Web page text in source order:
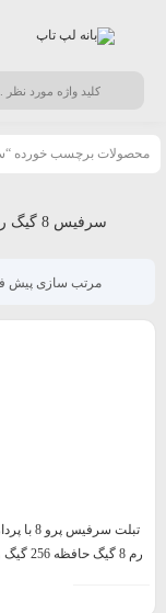
محصولات برچسب خورده “سرفیس
سرفیس 8 گیگ رم
رم 8 گیگ